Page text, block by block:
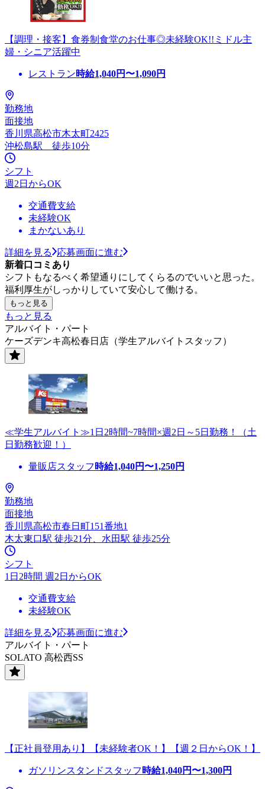
【調理・接客】食券制食堂のお仕事◎未経験OK!!ミドル主
婦・シニア活躍中
レストラン時給1,040円〜1,090円
勤務地
面接地
香川県高松市木太町2425
沖松島駅 徒歩10分
シフト
週2日からOK
交通費支給
未経験OK
まかないあり
詳細を見る
応募画面に進む
新着口コミあり
シフトもなるべく希望通りにしてくらるのでいいと思った。
福利厚生がしっかりしていて安心して働ける。
もっと見る
もっと見る
アルバイト・パート
ケーズデンキ高松春日店（学生アルバイトスタッフ）
≪学生アルバイト≫1日2時間~7時間×週2日～5日勤務！（土
日勤務歓迎！）
量販店スタッフ 時給1,040円〜1,250円
勤務地
面接地
香川県高松市春日町151番地1
木太東口駅 徒歩21分、水田駅 徒歩25分
シフト
1日2時間 週2日からOK
交通費支給
未経験OK
詳細を見る
応募画面に進む
アルバイト・パート
SOLATO 高松西SS
【正社員登用あり】【未経験者OK！】【週２日からOK！】
ガソリンスタンドスタッフ 時給1,040円〜1,300円